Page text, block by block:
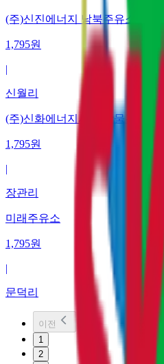
(주)신진에너지 남북주유소
1,795원
|
신월리
(주)신화에너지서울 박물관주유소
1,795원
|
장관리
미래주유소
1,795원
|
문덕리
이전
1
2